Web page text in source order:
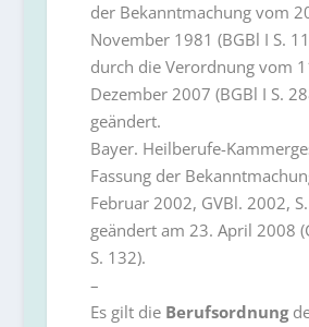
der Bekanntmachung vom
November 1981 (BGBl I S.
durch die Verordnung vom
Dezember 2007 (BGBl I S.
geändert.
Bayer. Heilberufe-
Fassung der
Februar 2002, GVBl. 2002,
geändert am 23. April 2008
S. 132).
–
Es gilt die Berufsordnung